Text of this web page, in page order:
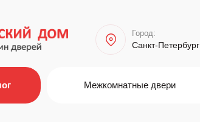
Город:
Санкт-Петербург
Межкомнатные двери